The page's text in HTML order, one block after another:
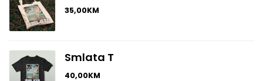
35,00KM
Smlata T
40,00KM